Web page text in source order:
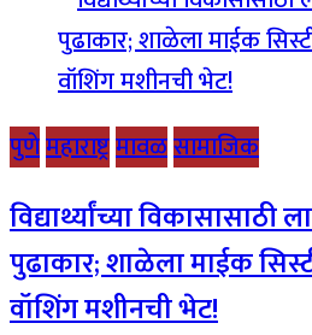
पुणेमहाराष्ट्रमावळसामाजिक
विद्यार्थ्यांच्या विकासासाठी
पुढाकार; शाळेला माईक
वॉशिंग मशीनची भेट!